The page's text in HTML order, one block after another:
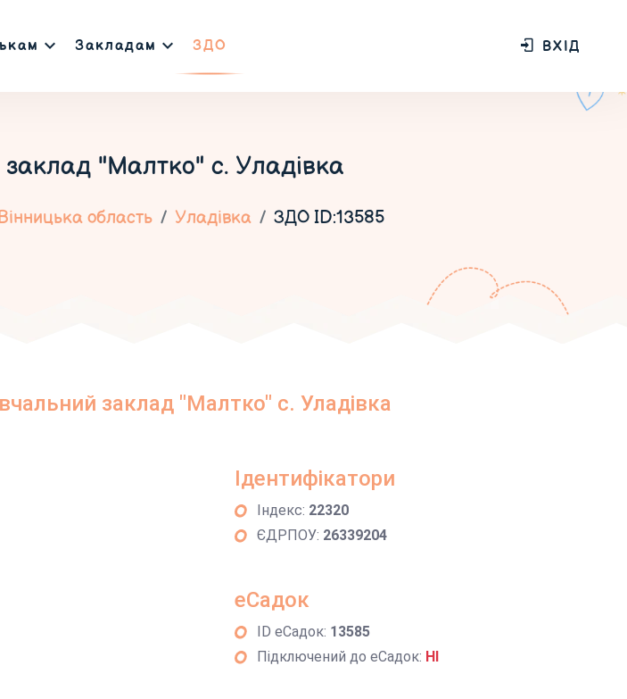
Закладам ЗДО ВХІД
"Малтко" с. Уладівка
область Уладівка ЗДО ID:13585
заклад "Малтко" с. Уладівка
Ідентифікатори
Індекс: 22320
ЄДРПОУ: 26339204
еСадок
ID еСадок: 13585
Підключений до еСадок: НІ